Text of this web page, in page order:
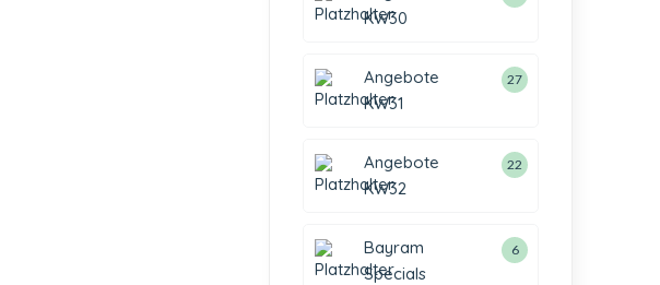
KW30
Angebote
KW31
27
Angebote
KW32
22
Bayram
Specials
6